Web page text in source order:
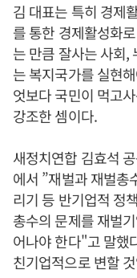
김 대표는 특히 경제
를 통한 경제활성화
는 만큼 잘사는 사회,
는 복지국가를 실현
엇보다 국민이 먹고
강조한 셈이다.
새정치연합 김효석
에서 ”재벌과 재벌
리기 등 반기업적 정
총수의 문제를 재벌
어나야 한다"고 말했
친기업적으로 변할